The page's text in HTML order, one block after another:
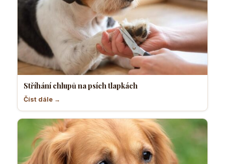
Stříhání chlupů na psích tlapkách
Číst dále →